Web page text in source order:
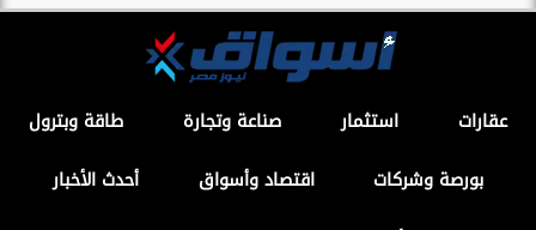
عقارات استثمار صناعة وتجارة
طاقة وبترول
بورصة وشركات
اقتصاد وأسواق
أحدث الأخبار